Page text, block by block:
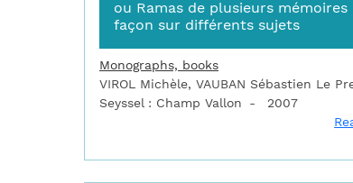
ou Ramas de plusieurs mémoires
façon sur différents sujets
Monographs, books
VIROL Michèle, VAUBAN Sébastien Le
Seyssel : Champ Vallon
2007